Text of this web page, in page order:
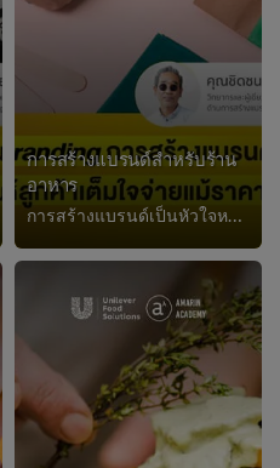
การสร้างแบรนด์สำหรับร้าน
อาหาร
การสร้างแบรนด์เป็นหัวใจหลักสำคัญของการทำร้านอาหารในปัจจุบัน! ซึ่งถือเป็นศาสตร์หรือกลยุทธ์ที่พิสูจน์ให้เห็นว่าแม้ยุคสมัยจะเปลี่ย...